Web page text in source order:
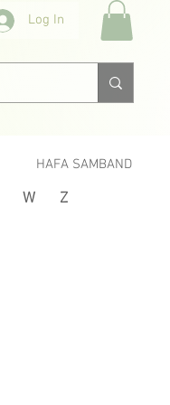
Log In
HAFA SAMBAND
W Z